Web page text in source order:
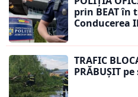
prin BEAT în
Conducerea
TRAFIC
PRĂBUȘIT